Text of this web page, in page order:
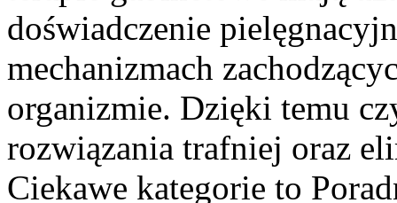
doświadczenie
mechanizmach
organizmie. Dzięki temu
rozwiązania trafniej oraz
Ciekawe kategorie to